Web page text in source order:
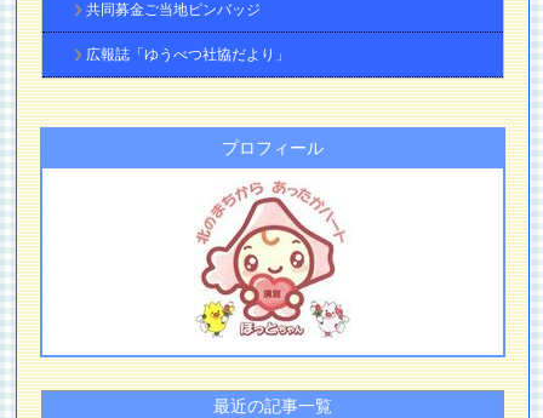
共同募金ご当地ピンバッジ
広報誌「ゆうべつ社協だより」
プロフィール
最近の記事一覧